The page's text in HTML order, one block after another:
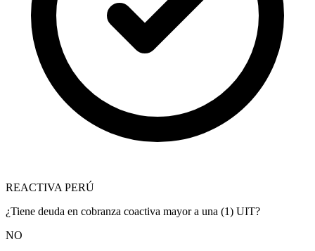
REACTIVA PERÚ
¿Tiene deuda en cobranza coactiva mayor a una (1) UIT?
NO